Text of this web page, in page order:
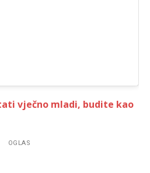
vječno mladi, budite kao
OGLAS